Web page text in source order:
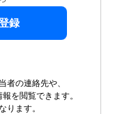
録
者の連絡先や、
を閲覧できます。
ります。